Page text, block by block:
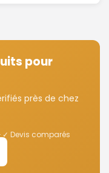
pour
près de chez
✓ Devis comparés